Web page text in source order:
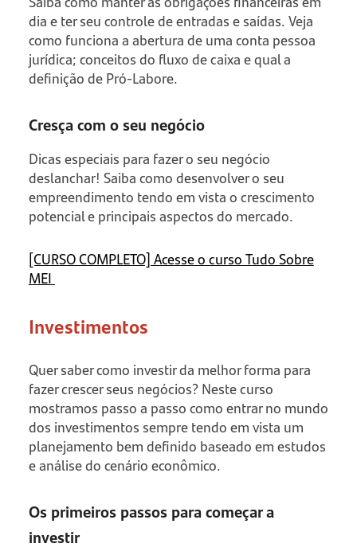
dia e ter seu controle de entradas e saídas. Veja
como funciona a abertura de uma conta pessoa
jurídica; conceitos do fluxo de caixa e qual a
definição de Pró-Labore.
Cresça com o seu negócio
Dicas especiais para fazer o seu negócio
deslanchar! Saiba como desenvolver o seu
empreendimento tendo em vista o crescimento
potencial e principais aspectos do mercado.
[CURSO COMPLETO] Acesse o curso Tudo Sobre
MEI
Investimentos
Quer saber como investir da melhor forma para
fazer crescer seus negócios? Neste curso
mostramos passo a passo como entrar no mundo
dos investimentos sempre tendo em vista um
planejamento bem definido baseado em estudos
e análise do cenário econômico.
Os primeiros passos para começar a
investir